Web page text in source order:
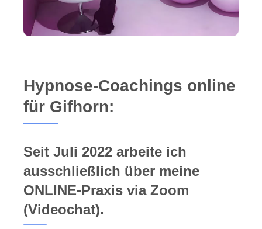
Hypnose-Coachings online
für Gifhorn:
Seit Juli 2022 arbeite ich
ausschließlich über meine
ONLINE-Praxis via Zoom
(Videochat).